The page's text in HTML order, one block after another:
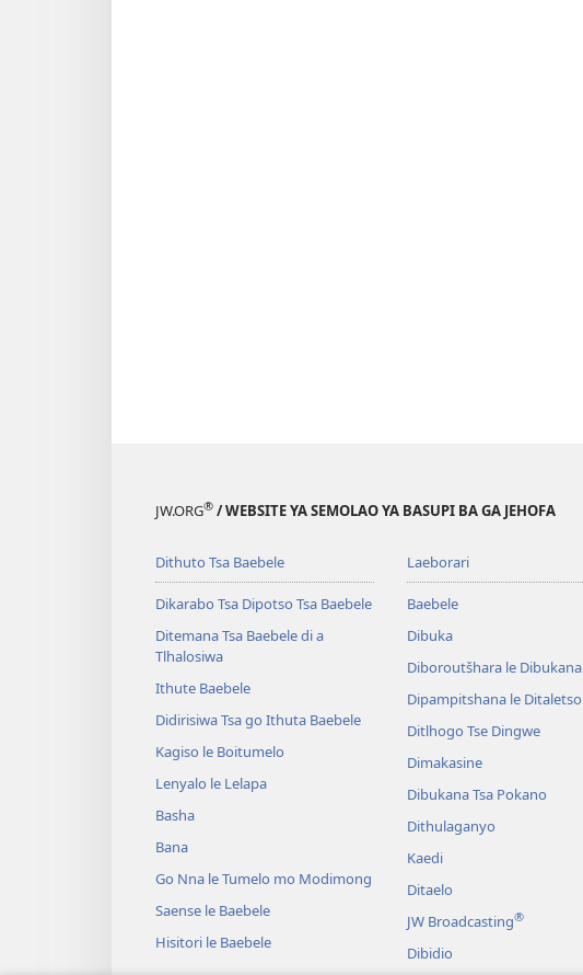
JW.ORG® / WEBSITE YA SEMOLAO YA BASUPI BA GA JEHOFA
Dithuto Tsa Baebele
Dikarabo Tsa Dipotso Tsa Baebele
Ditemana Tsa Baebele di a
Tlhalosiwa
Ithute Baebele
Didirisiwa Tsa go Ithuta Baebele
Kagiso le Boitumelo
Lenyalo le Lelapa
Basha
Bana
Go Nna le Tumelo mo Modimong
Saense le Baebele
Hisitori le Baebele
Laeborari
Baebele
Dibuka
Diboroutšhara le Dibukana
Dipampitshana le Ditaletso
Ditlhogo Tse Dingwe
Dimakasine
Dibukana Tsa Pokano
Dithulaganyo
Kaedi
Ditaelo
JW Broadcasting®
Dibidio